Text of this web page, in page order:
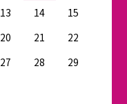
13 14
15
20 21
22
27 28
29